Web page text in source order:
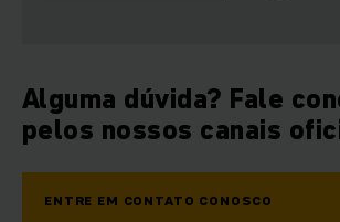
Alguma dúvida? Fale
pelos nossos canais
ENTRE EM CONTATO CONOSCO